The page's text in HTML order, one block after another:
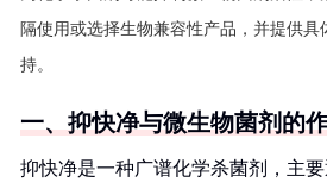
隔使用或选择生物兼容性产品，并提供具
持。
一、抑快净与微生物菌剂的
抑快净是一种广谱化学杀菌剂，主